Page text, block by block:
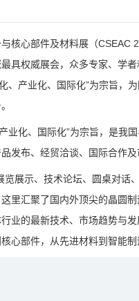
核心部件及材料展（CSEAC
具权威展会，众多专家、学
、产业化、国际化”为宗旨，
业化、国际化”为宗旨，是我
发布、经贸洽谈、国际合作及
览展示、技术论坛、圆桌对话
里汇聚了国内外顶尖的晶圆
业的最新技术、市场趋势与
心部件，从先进材料到智能